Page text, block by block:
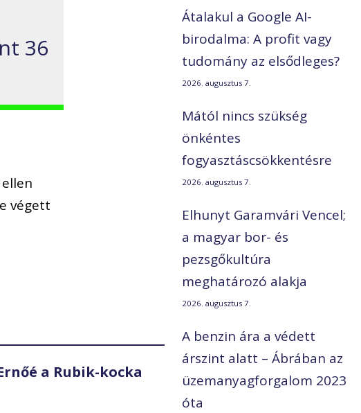
36
végett
a Rubik-kocka
Átalakul a Google AI-
birodalma: A profit vagy
tudomány az elsődleges?
2026. augusztus 7.
Mától nincs szükség
önkéntes
fogyasztáscsökkentésre
2026. augusztus 7.
Elhunyt Garamvári Vencel;
a magyar bor- és
pezsgőkultúra
meghatározó alakja
2026. augusztus 7.
A benzin ára a védett
árszint alatt – Ábrában az
üzemanyagforgalom 2023
óta